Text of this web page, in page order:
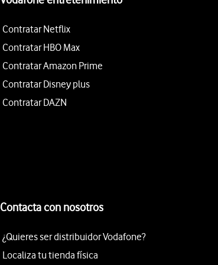
Contratar Netflix
Contratar HBO Max
Contratar Amazon Prime
Contratar Disney plus
Contratar DAZN
Contacta con nosotros
¿Quieres ser distribuidor Vodafone?
Localiza tu tienda física